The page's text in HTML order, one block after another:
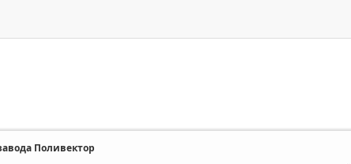
Поливектор